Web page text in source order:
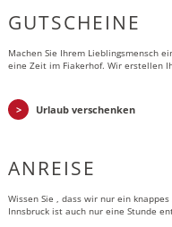
GUTSCHEINE
Machen Sie Ihrem Lieblingsmensch
eine Zeit im Fiakerhof. Wir erstellen
Urlaub verschenken
ANREISE
Wissen Sie , dass wir nur ein
Innsbruck ist auch nur eine Stunde